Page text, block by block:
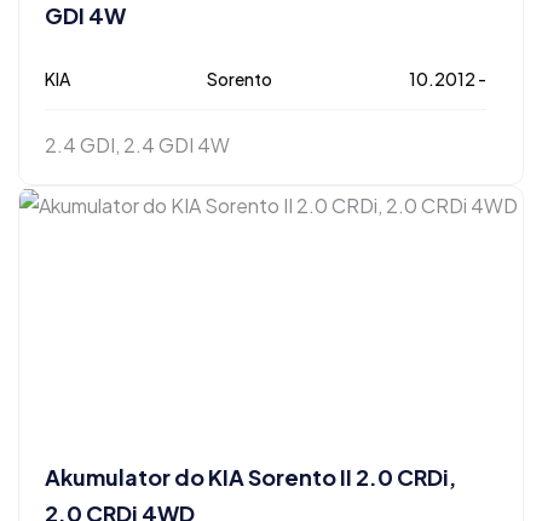
GDI 4W
KIA Sorento 10.2012 -
2.4 GDI, 2.4 GDI 4W
Akumulator do KIA Sorento II 2.0 CRDi,
2.0 CRDi 4WD